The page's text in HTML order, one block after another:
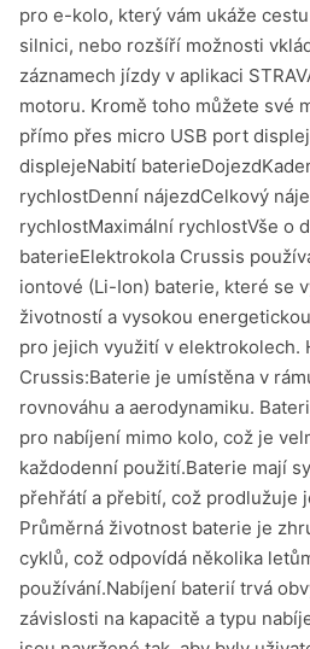
pro e-kolo, který vám ukáže
silnici, nebo rozšíří možnosti
záznamech jízdy v aplikaci
motoru. Kromě toho můžete své
přímo přes micro USB port
displejeNabití
rychlostDenní nájezdCelkový
rychlostMaximální rychlostVše o
baterieElektrokola Crussis
iontové (Li-Ion) baterie, které se
životností a vysokou
pro jejich využití v elektrokolech.
Crussis:Baterie je umístěna v
rovnováhu a aerodynamiku.
pro nabíjení mimo kolo, což je
každodenní použití.Baterie mají
přehřátí a přebití, což prodlužuje
Průměrná životnost baterie je
cyklů, což odpovídá několika
používání.Nabíjení baterií trvá
závislosti na kapacitě a typu